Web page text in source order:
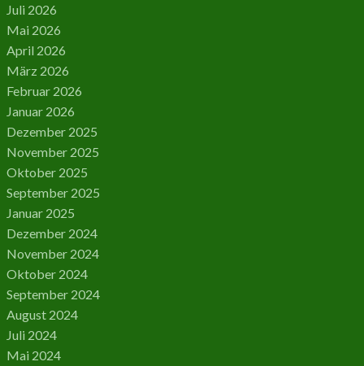
Juli 2026
Mai 2026
April 2026
März 2026
Februar 2026
Januar 2026
Dezember 2025
November 2025
Oktober 2025
September 2025
Januar 2025
Dezember 2024
November 2024
Oktober 2024
September 2024
August 2024
Juli 2024
Mai 2024